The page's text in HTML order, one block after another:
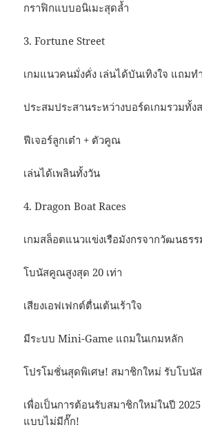
กราฟิกแบบอนิเมะสุดล้ำ
3. Fortune Street
เกมแนวคนมั่งคั่ง เล่นได้บันเทิงใจ แถมท
ประสมประสานระหว่างบอร์ดเกมรวมทั้ง
ฟีเจอร์ลูกเต๋า + ตัวคูณ
เล่นได้เพลินทั้งวัน
4. Dragon Boat Races
เกมสล็อตแนวแข่งเรือมังกรจากวัฒนธร
โบนัสคูณสูงสุด 20 เท่า
เสียงเอฟเฟกต์ตื่นเต้นเร้าใจ
มีระบบ Mini-Game แถมในเกมหลัก
โปรโมชั่นสุดพิเศษ! สมาชิกใหม่ รับโบนั
เพื่อเป็นการต้อนรับสมาชิกใหม่ในปี
แบบไม่มีกั๊ก!